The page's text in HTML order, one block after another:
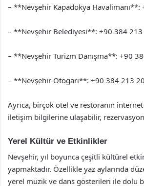
– **Nevşehir Kapadokya Havalimanı**:
– **Nevşehir Belediyesi**: +90 384 213
– **Nevşehir Turizm Danışma**: +90
– **Nevşehir Otogarı**: +90 384 213
Ayrıca, birçok otel ve restoranın
iletişim bilgilerine ulaşabilir,
Yerel Kültür ve Etkinlikler
Nevşehir, yıl boyunca çeşitli kültürel
yapmaktadır. Özellikle yaz aylarında
yerel müzik ve dans gösterileri ile dolu